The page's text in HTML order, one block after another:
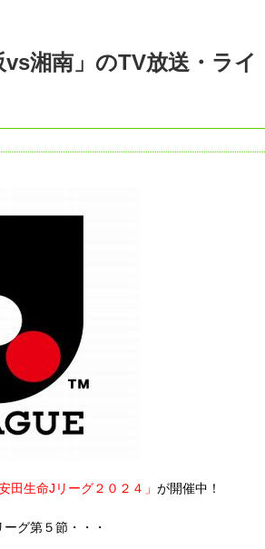
vs湘南」のTV放送・ライ
田生命Jリーグ２０２４」 が開催中！
グ第５節・・・